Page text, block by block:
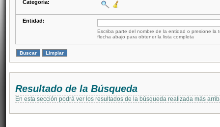
Categoría:
Entidad:
Escriba parte del nombre de la entidad o presione la
flecha abajo para obtener la lista completa
Resultado de la Búsqueda
En esta sección podrá ver los resultados de la búsqueda realizada más